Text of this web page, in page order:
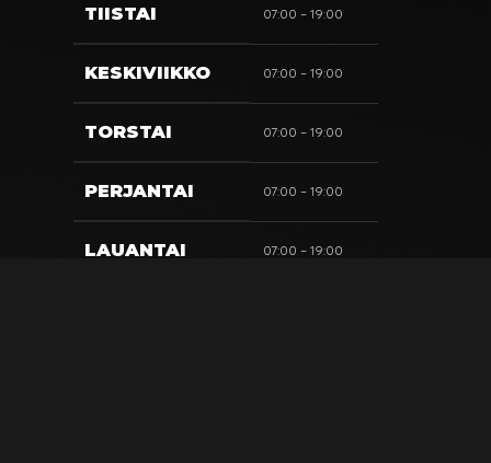
TIISTAI 07:00 – 19:00
KESKIVIIKKO 07:00 – 19:00
TORSTAI 07:00 – 19:00
PERJANTAI 07:00 – 19:00
LAUANTAI 07:00 – 19:00